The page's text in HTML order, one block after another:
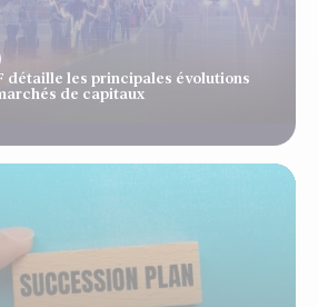
détaille les principales évolutions
de capitaux